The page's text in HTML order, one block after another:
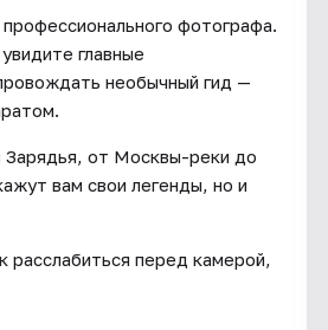
фотографа.
главные
необычный гид —
Зарядья, от Москвы-реки до
вам свои легенды, но и
расслабиться перед камерой,